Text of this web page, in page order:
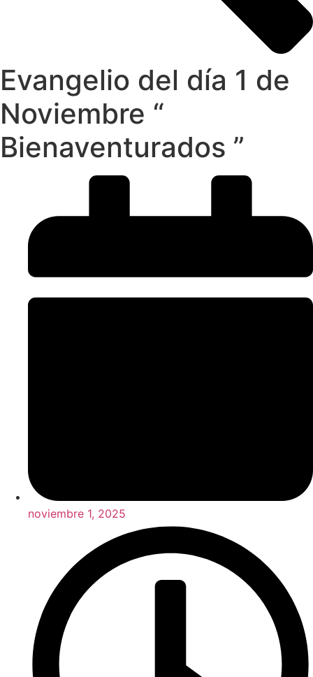
Evangelio del día 1 de
Noviembre “
Bienaventurados ”
noviembre 1, 2025